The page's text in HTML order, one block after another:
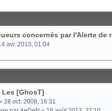
vous vous
concernés par l'Alerte de
avr. 2013, 01:04
Les [GhosT]
28 oct. 2008, 16:31